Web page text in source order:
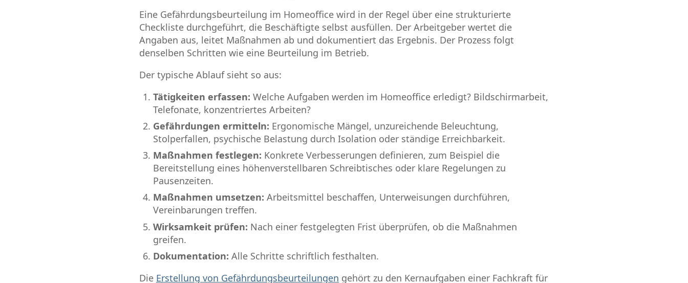
Eine Gefährdungsbeurteilung im Homeoffice wird in der Regel über eine strukturierte
Checkliste durchgeführt, die Beschäftigte selbst ausfüllen. Der Arbeitgeber wertet die
Angaben aus, leitet Maßnahmen ab und dokumentiert das Ergebnis. Der Prozess folgt
denselben Schritten wie eine Beurteilung im Betrieb.
Der typische Ablauf sieht so aus:
Tätigkeiten erfassen: Welche Aufgaben werden im Homeoffice erledigt? Bildschirmarbeit,
Telefonate, konzentriertes Arbeiten?
Gefährdungen ermitteln: Ergonomische Mängel, unzureichende Beleuchtung,
Stolperfallen, psychische Belastung durch Isolation oder ständige Erreichbarkeit.
Maßnahmen festlegen: Konkrete Verbesserungen definieren, zum Beispiel die
Bereitstellung eines höhenverstellbaren Schreibtisches oder klare Regelungen zu
Pausenzeiten.
Maßnahmen umsetzen: Arbeitsmittel beschaffen, Unterweisungen durchführen,
Vereinbarungen treffen.
Wirksamkeit prüfen: Nach einer festgelegten Frist überprüfen, ob die Maßnahmen
greifen.
Dokumentation: Alle Schritte schriftlich festhalten.
Die Erstellung von Gefährdungsbeurteilungen gehört zu den Kernaufgaben einer Fachkraft für